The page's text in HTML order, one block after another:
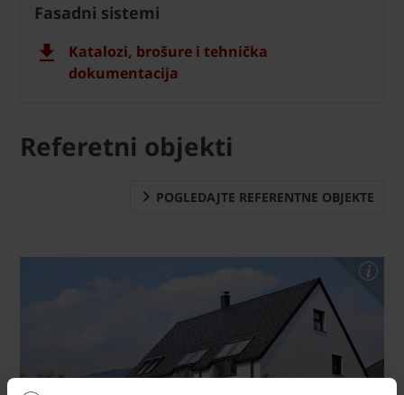
Fasadni sistemi
Katalozi, brošure i tehnička
dokumentacija
Referetni objekti
POGLEDAJTE REFERENTNE OBJEKTE